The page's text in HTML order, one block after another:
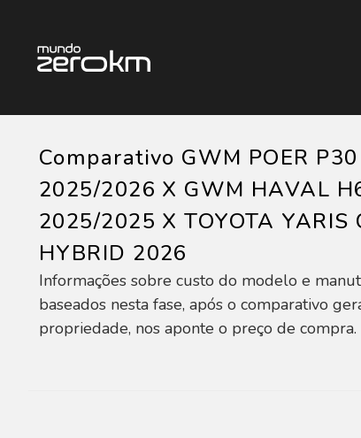
Comparativo GWM POER
2025/2026 X GWM HAVAL
2025/2025 X TOYOTA YARIS
HYBRID 2026
Informações sobre custo do modelo e
baseados nesta fase, após o comparativo
propriedade, nos aponte o preço de compra.